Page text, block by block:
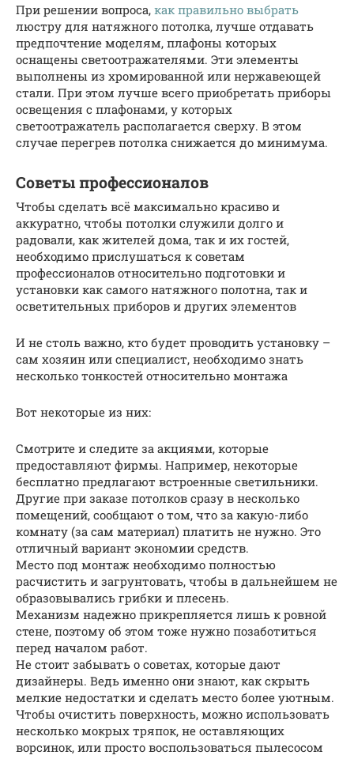
При решении вопроса, как правильно выбрать
люстру для натяжного потолка, лучше отдавать
предпочтение моделям, плафоны которых
оснащены светоотражателями. Эти элементы
выполнены из хромированной или нержавеющей
стали. При этом лучше всего приобретать приборы
освещения с плафонами, у которых
светоотражатель располагается сверху. В этом
случае перегрев потолка снижается до минимума.
Советы профессионалов
Чтобы сделать всё максимально красиво и
аккуратно, чтобы потолки служили долго и
радовали, как жителей дома, так и их гостей,
необходимо прислушаться к советам
профессионалов относительно подготовки и
установки как самого натяжного полотна, так и
осветительных приборов и других элементов
И не столь важно, кто будет проводить установку –
сам хозяин или специалист, необходимо знать
несколько тонкостей относительно монтажа
Вот некоторые из них:
Смотрите и следите за акциями, которые
предоставляют фирмы. Например, некоторые
бесплатно предлагают встроенные светильники.
Другие при заказе потолков сразу в несколько
помещений, сообщают о том, что за какую-либо
комнату (за сам материал) платить не нужно. Это
отличный вариант экономии средств.
Место под монтаж необходимо полностью
расчистить и загрунтовать, чтобы в дальнейшем не
образовывались грибки и плесень.
Механизм надежно прикрепляется лишь к ровной
стене, поэтому об этом тоже нужно позаботиться
перед началом работ.
Не стоит забывать о советах, которые дают
дизайнеры. Ведь именно они знают, как скрыть
мелкие недостатки и сделать место более уютным.
Чтобы очистить поверхность, можно использовать
несколько мокрых тряпок, не оставляющих
ворсинок, или просто воспользоваться пылесосом